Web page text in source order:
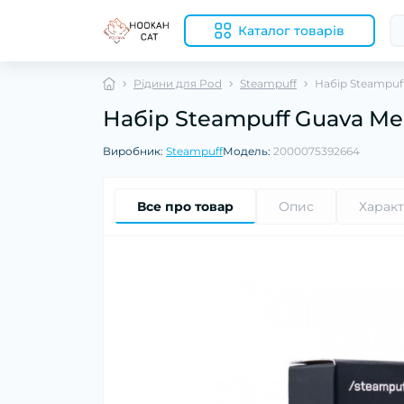
Каталог товарів
Рідини для Pod Steampuff Набір
Набір Steampuff Guava
Виробник: SteampuffМодель: 2000075392664
Все про товар Опис